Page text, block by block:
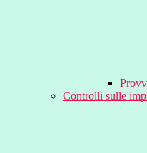
Controlli sulle